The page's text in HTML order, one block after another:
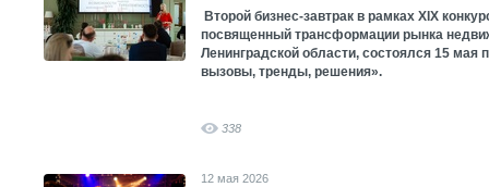
Второй бизнес-завтрак в рамках XIX
посвященный трансформации рынка
Ленинградской области, состоялся 15
вызовы, тренды, решения».
338
12 мая 2026